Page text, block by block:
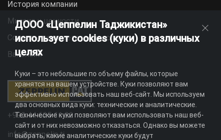
История компании
Миссия и ценности
Социальная ответственность
Вакансии
+992 44 625 11 22
info@zeppelin.tj
ДООО «Цеппелин Таджикистан»
использует cookies (куки) в различных
целях
Куки – это небольшие по объему файлы, которые
хранятся на вашем устройстве. Куки позволяют вам
эффективно использовать наш веб-сайт. Мы используем
два основных вида куки: технические и аналитические.
Технические куки позволяют вам использовать наш веб-
сайт и от них невозможно отказаться. Однако вы можете
выбрать, какие аналитические куки будут